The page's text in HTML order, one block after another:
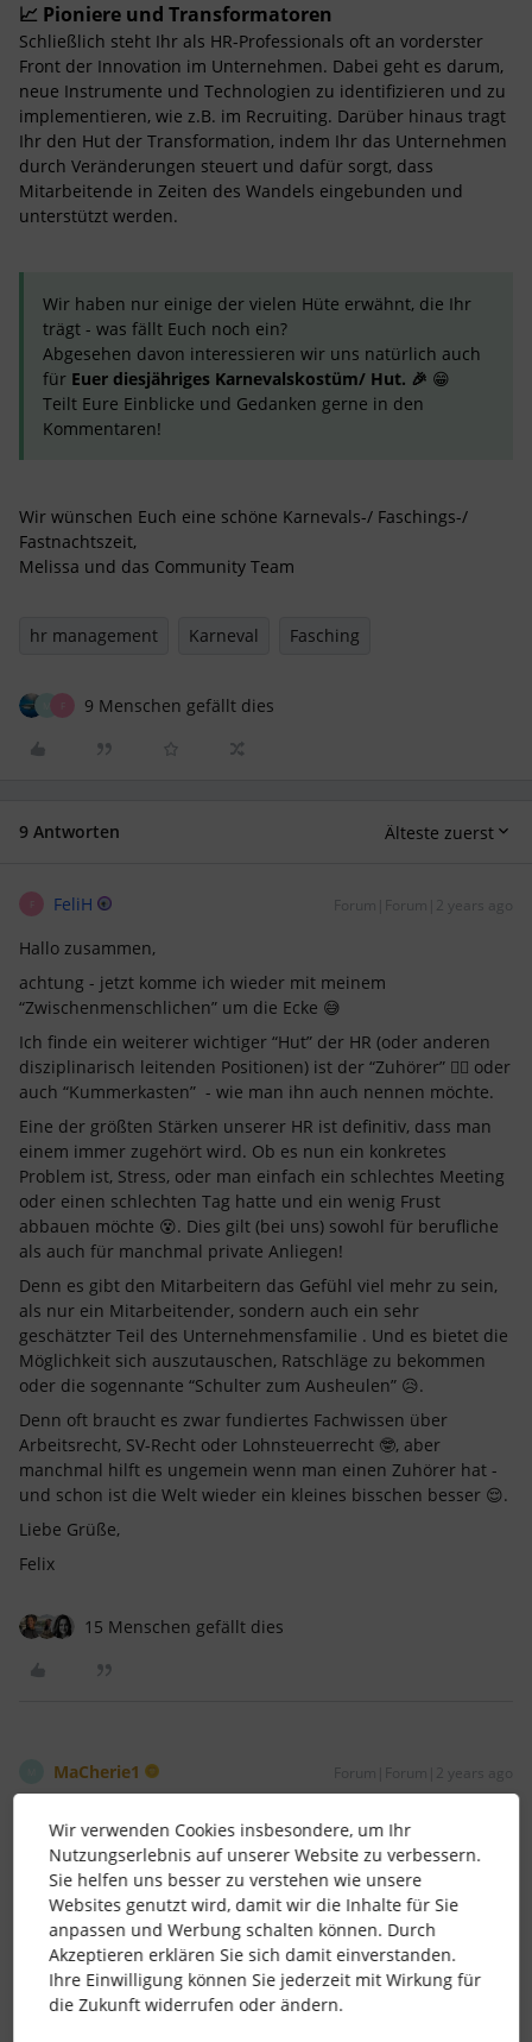
📈 Pioniere und Transformatoren
Schließlich steht Ihr als HR-Professionals oft an vorderster
Front der Innovation im Unternehmen. Dabei geht es darum,
neue Instrumente und Technologien zu identifizieren und zu
implementieren, wie z.B. im Recruiting. Darüber hinaus tragt
Ihr den Hut der Transformation, indem Ihr das Unternehmen
durch Veränderungen steuert und dafür sorgt, dass
Mitarbeitende in Zeiten des Wandels eingebunden und
unterstützt werden.
Wir haben nur einige der vielen Hüte erwähnt, die Ihr
trägt - was fällt Euch noch ein?
Abgesehen davon interessieren wir uns natürlich auch
für Euer diesjähriges Karnevalskostüm/ Hut. 🎉 😁
Teilt Eure Einblicke und Gedanken gerne in den
Kommentaren!
Wir wünschen Euch eine schöne Karnevals-/ Faschings-/
Fastnachtszeit,
Melissa und das Community Team
hr management Karneval Fasching
9 Menschen gefällt dies
9 Antworten Älteste zuerst
FeliH Forum|Forum|2 years ago
Hallo zusammen,
achtung - jetzt komme ich wieder mit meinem
“Zwischenmenschlichen” um die Ecke 😅
Ich finde ein weiterer wichtiger “Hut” der HR (oder anderen
disziplinarisch leitenden Positionen) ist der “Zuhörer” 👂🏼 oder
auch “Kummerkasten” - wie man ihn auch nennen möchte.
Eine der größten Stärken unserer HR ist definitiv, dass man
einem immer zugehört wird. Ob es nun ein konkretes
Problem ist, Stress, oder man einfach ein schlechtes Meeting
oder einen schlechten Tag hatte und ein wenig Frust
abbauen möchte 😵. Dies gilt (bei uns) sowohl für berufliche
als auch für manchmal private Anliegen!
Denn es gibt den Mitarbeitern das Gefühl viel mehr zu sein,
als nur ein Mitarbeitender, sondern auch ein sehr
geschätzter Teil des Unternehmensfamilie . Und es bietet die
Möglichkeit sich auszutauschen, Ratschläge zu bekommen
oder die sogennante “Schulter zum Ausheulen” 😥.
Denn oft braucht es zwar fundiertes Fachwissen über
Arbeitsrecht, SV-Recht oder Lohnsteuerrecht 🤓, aber
manchmal hilft es ungemein wenn man einen Zuhörer hat -
und schon ist die Welt wieder ein kleines bisschen besser 😌.
Liebe Grüße,
Felix
15 Menschen gefällt dies
MaCherie1 Forum|Forum|2 years ago
da diese immer wichtiger wird. Zum anderen auch das
Sprachrohr zwischen GF und Mitarbeitenden.
Wegen dem Kostüm: hier in der Region ist Fasching leider
nicht so üblich :/ Bin aber dieses Jahr zu 2 Mottopartys
eingeladen, da freue ich mich schon sehr drauf, weil ich das
verkleiden doch bisschen vermisse :)
Wir verwenden Cookies insbesondere, um Ihr
Nutzungserlebnis auf unserer Website zu verbessern.
Sie helfen uns besser zu verstehen wie unsere
Websites genutzt wird, damit wir die Inhalte für Sie
anpassen und Werbung schalten können. Durch
Akzeptieren erklären Sie sich damit einverstanden.
Ihre Einwilligung können Sie jederzeit mit Wirkung für
die Zukunft widerrufen oder ändern.